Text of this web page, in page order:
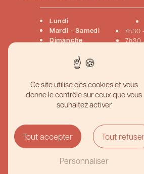
Lundi
Mardi - Samedi 7h30
Dimanche 7h30
PâtisseriesChocolats
Nous
Pâtisserie artisanale haut de
Meilleur gâteau personnalisé
Pâtisserie traditionnelle
Chocolaterie artisanale de
Création de desserts sur
Pâtisserie et chocolaterie
Ce site utilise des cookies et vous
donne le contrôle sur ceux que vous
souhaitez activer
Tout accepter Tout
Personnaliser